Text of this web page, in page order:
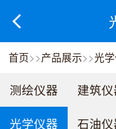
首页>>产品展示>>光
测绘仪器 建筑
光学仪器
石油